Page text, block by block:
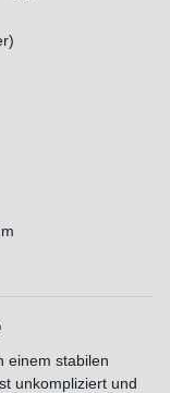
einem stabilen
unkompliziert und